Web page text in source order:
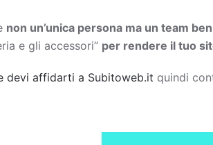
non un’unica persona ma un team
e gli accessori” per rendere il tuo
devi affidarti a Subitoweb.it quindi